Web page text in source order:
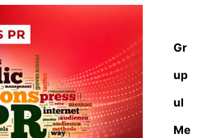
Gr
up
ul
Me